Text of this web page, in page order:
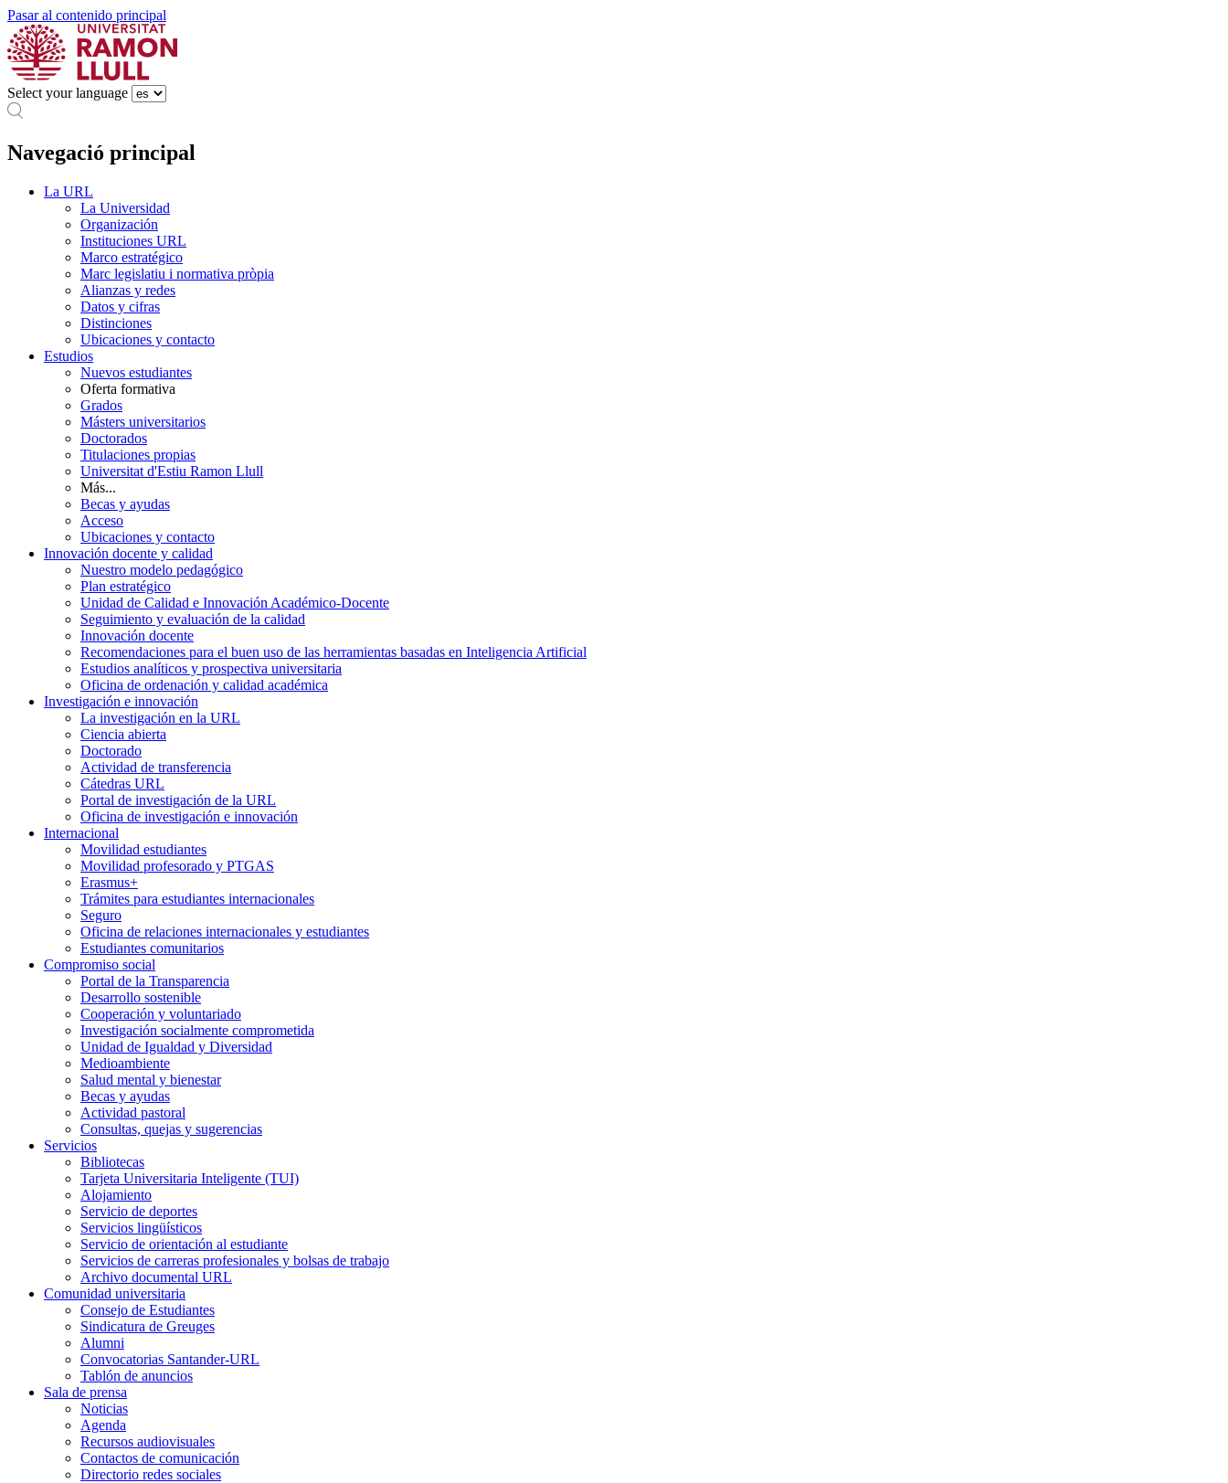
Pasar al contenido principal
Select your language
Navegació principal
La URL
La Universidad
Organización
Instituciones URL
Marco estratégico
Marc legislatiu i normativa pròpia
Alianzas y redes
Datos y cifras
Distinciones
Ubicaciones y contacto
Estudios
Nuevos estudiantes
Oferta formativa
Grados
Másters universitarios
Doctorados
Titulaciones propias
Universitat d'Estiu Ramon Llull
Más...
Becas y ayudas
Acceso
Ubicaciones y contacto
Innovación docente y calidad
Nuestro modelo pedagógico
Plan estratégico
Unidad de Calidad e Innovación Académico-Docente
Seguimiento y evaluación de la calidad
Innovación docente
Recomendaciones para el buen uso de las herramientas basadas en Inteligencia Artificial
Estudios analíticos y prospectiva universitaria
Oficina de ordenación y calidad académica
Investigación e innovación
La investigación en la URL
Ciencia abierta
Doctorado
Actividad de transferencia
Cátedras URL
Portal de investigación de la URL
Oficina de investigación e innovación
Internacional
Movilidad estudiantes
Movilidad profesorado y PTGAS
Erasmus+
Trámites para estudiantes internacionales
Seguro
Oficina de relaciones internacionales y estudiantes
Estudiantes comunitarios
Compromiso social
Portal de la Transparencia
Desarrollo sostenible
Cooperación y voluntariado
Investigación socialmente comprometida
Unidad de Igualdad y Diversidad
Medioambiente
Salud mental y bienestar
Becas y ayudas
Actividad pastoral
Consultas, quejas y sugerencias
Servicios
Bibliotecas
Tarjeta Universitaria Inteligente (TUI)
Alojamiento
Servicio de deportes
Servicios lingüísticos
Servicio de orientación al estudiante
Servicios de carreras profesionales y bolsas de trabajo
Archivo documental URL
Comunidad universitaria
Consejo de Estudiantes
Sindicatura de Greuges
Alumni
Convocatorias Santander-URL
Tablón de anuncios
Sala de prensa
Noticias
Agenda
Recursos audiovisuales
Contactos de comunicación
Directorio redes sociales